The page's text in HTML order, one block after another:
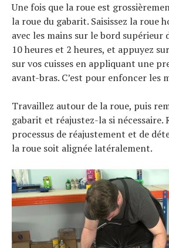
Une fois que la roue est
la roue du gabarit. Saisissez la roue
avec les mains sur le bord supérieur
10 heures et 2 heures, et appuyez
sur vos cuisses en appliquant une
avant-bras. C’est pour enfoncer les
Travaillez autour de la roue, puis
gabarit et réajustez-la si nécessaire.
processus de réajustement et de
la roue soit alignée latéralement.